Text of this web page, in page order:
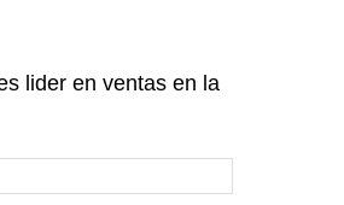
lider en ventas en la